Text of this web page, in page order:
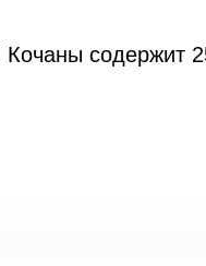
содержит